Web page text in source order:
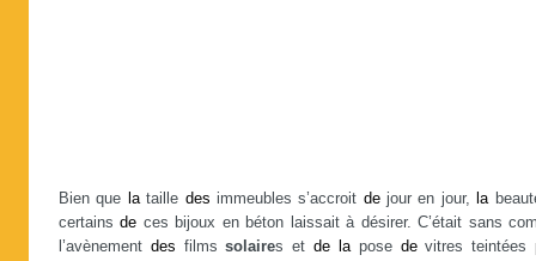
Bien que lataille des immeubles s’accroit dejour en jour, la
certainsde ces bijoux en béton laissait à désirer. C’était sans
l’avènement des filmssolaires etde lapose devitres teintées